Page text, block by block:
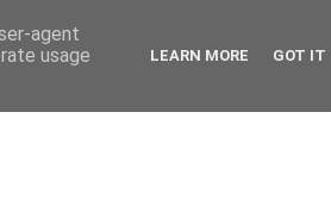
agent
usage
LEARN MORE GOT IT